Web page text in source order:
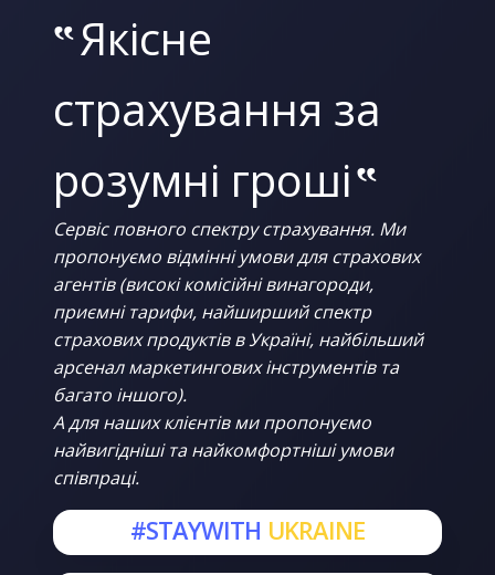
‟Якісне
страхування за
розумні гроші‟
Сервіс повного спектру страхування. Ми
пропонуємо відмінні умови для страхових
агентів (високі комісійні винагороди,
приємні тарифи, найширший спектр
страхових продуктів в Україні, найбільший
арсенал маркетингових інструментів та
багато іншого).
А для наших клієнтів ми пропонуємо
найвигідніші та найкомфортніші умови
співпраці.
#STAYWITH UKRAINE